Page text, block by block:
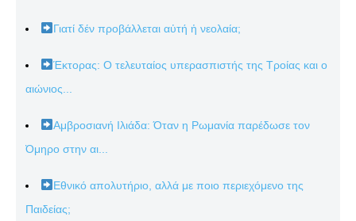
Γιατί δέν προβάλλεται αὐτή ἡ νεολαία;
Έκτορας: Ο τελευταίος υπερασπιστής της Τροίας και ο
αιώνιος...
Αμβροσιανή Ιλιάδα: Όταν η Ρωμανία παρέδωσε τον
Όμηρο στην αι...
Εθνικό απολυτήριο, αλλά με ποιο περιεχόμενο της
Παιδείας;